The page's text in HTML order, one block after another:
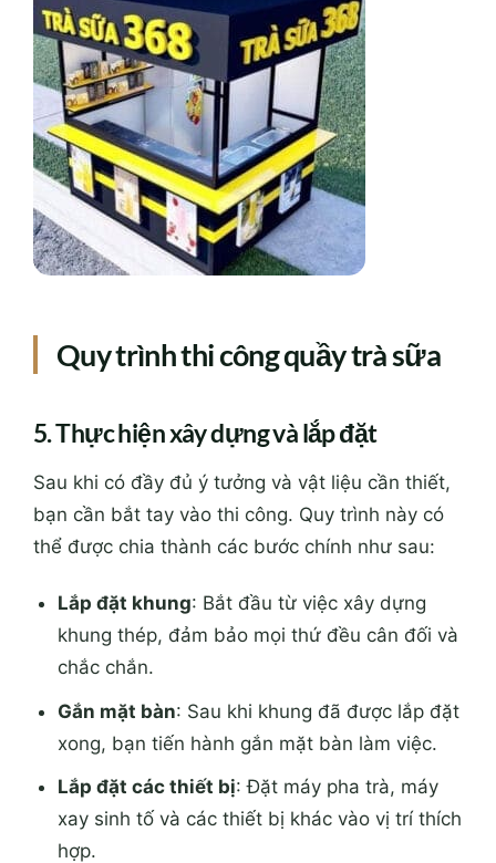
Quy trình thi công quầy trà sữa
5. Thực hiện xây dựng và lắp đặt
Sau khi có đầy đủ ý tưởng và vật liệu cần thiết,
bạn cần bắt tay vào thi công. Quy trình này có
thể được chia thành các bước chính như sau:
Lắp đặt khung: Bắt đầu từ việc xây dựng
khung thép, đảm bảo mọi thứ đều cân đối và
chắc chắn.
Gắn mặt bàn: Sau khi khung đã được lắp đặt
xong, bạn tiến hành gắn mặt bàn làm việc.
Lắp đặt các thiết bị: Đặt máy pha trà, máy
xay sinh tố và các thiết bị khác vào vị trí thích
hợp.